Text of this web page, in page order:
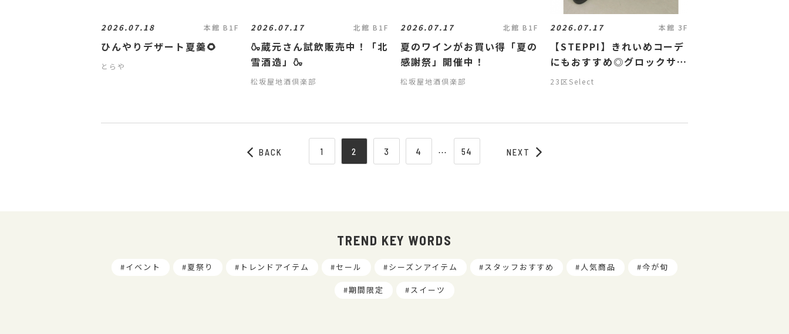
2026.07.18 本館 B1F
ひんやりデザート夏羹🌻
とらや
2026.07.17 北館 B1F
🍶蔵元さん試飲販売中！「北
雪酒造」🍶
松坂屋地酒倶楽部
2026.07.17 北館 B1F
夏のワインがお買い得「夏の
感謝祭」開催中！
松坂屋地酒倶楽部
2026.07.17 本館 3F
【STEPPI】きれいめコーデ
にもおすすめ◎グロックサン
ダル
23区Select
BACK 1 2 3 4 ⋯ 54 NEXT
TREND KEY WORDS
イベント 夏祭り トレンドアイテム セール シーズンアイテム スタッフおすすめ 人気商品 今が旬
期間限定 スイーツ